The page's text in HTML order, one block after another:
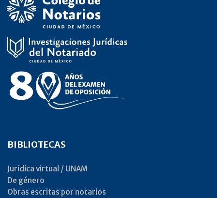
BIBLIOTECAS
Jurídica virtual / UNAM
De género
Obras escritas por notarios